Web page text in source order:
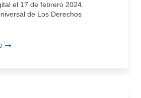
el 17 de febrero 2024.
de Los Derechos